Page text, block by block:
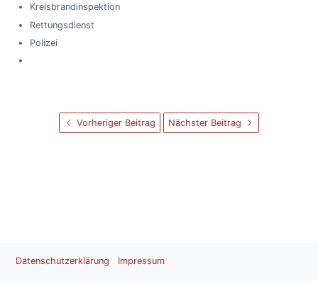
Kreisbrandinspektion
Rettungsdienst
Polizei
Vorheriger Beitrag Nächster Beitrag
Datenschutzerklärung Impressum